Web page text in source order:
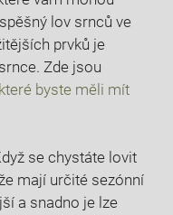
lov‌ srnců ve‍
prvků je
Zde jsou⁣
které byste měli mít⁢
se chystáte lovit
mají ⁣určité sezónní
‍a snadno je⁢ lze